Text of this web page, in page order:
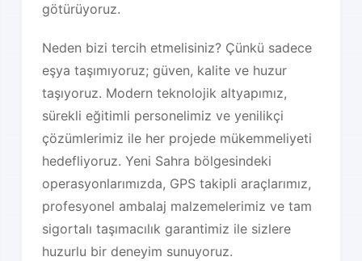
götürüyoruz.
Neden bizi tercih etmelisiniz? Çünkü sadece
eşya taşımıyoruz; güven, kalite ve huzur
taşıyoruz. Modern teknolojik altyapımız,
sürekli eğitimli personelimiz ve yenilikçi
çözümlerimiz ile her projede mükemmeliyeti
hedefliyoruz. Yeni Sahra bölgesindeki
operasyonlarımızda, GPS takipli araçlarımız,
profesyonel ambalaj malzemelerimiz ve tam
sigortalı taşımacılık garantimiz ile sizlere
huzurlu bir deneyim sunuyoruz.